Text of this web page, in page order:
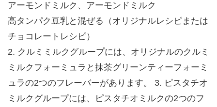
アーモンドミルク、アーモンドミルク
高タンパク豆乳と混ぜる（オリジナルレシピまたは
チョコレートレシピ）
2. クルミミルクグループには、オリジナルのクルミ
ミルクフォーミュラと抹茶グリーンティーフォーミ
ュラの2つのフレーバーがあります。 3. ピスタチオ
ミルクグループには、ピスタチオミルクの2つのフ